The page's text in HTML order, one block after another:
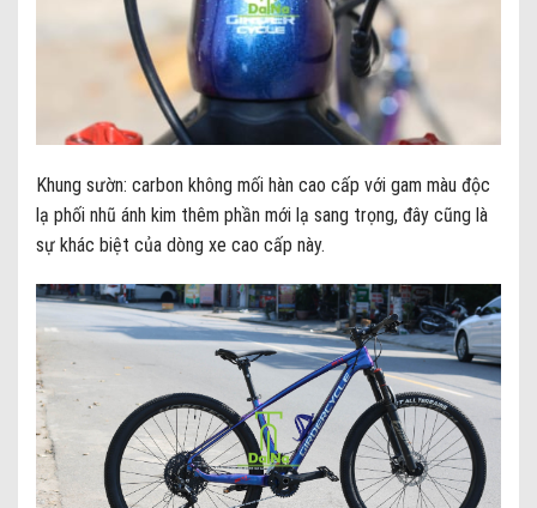
Khung sườn: carbon không mối hàn cao cấp với gam màu độc
lạ phối nhũ ánh kim thêm phần mới lạ sang trọng, đây cũng là
sự khác biệt của dòng xe cao cấp này.